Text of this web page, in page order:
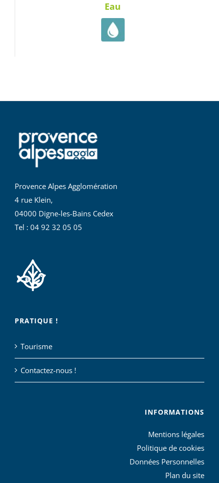
Eau
Provence Alpes Agglomération
4 rue Klein,
04000 Digne-les-Bains Cedex
Tel : 04 92 32 05 05
PRATIQUE !
Tourisme
Contactez-nous !
INFORMATIONS
Mentions légales
Politique de cookies
Données Personnelles
Plan du site